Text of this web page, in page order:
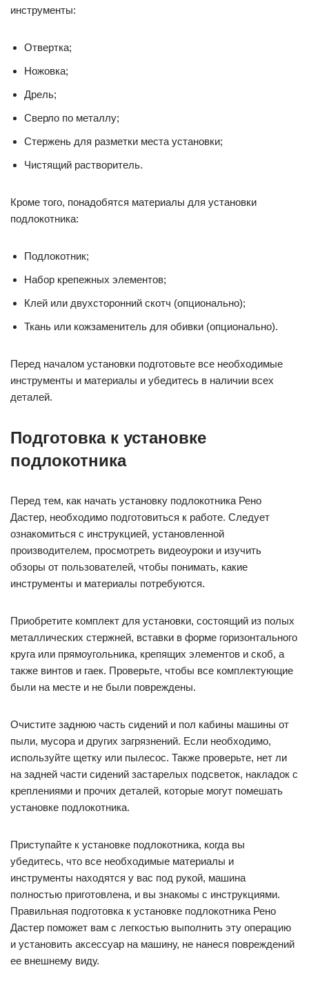
инструменты:
Отвертка;
Ножовка;
Дрель;
Сверло по металлу;
Стержень для разметки места установки;
Чистящий растворитель.
Кроме того, понадобятся материалы для установки
подлокотника:
Подлокотник;
Набор крепежных элементов;
Клей или двухсторонний скотч (опционально);
Ткань или кожзаменитель для обивки (опционально).
Перед началом установки подготовьте все необходимые
инструменты и материалы и убедитесь в наличии всех
деталей.
Подготовка к установке
подлокотника
Перед тем, как начать установку подлокотника Рено
Дастер, необходимо подготовиться к работе. Следует
ознакомиться с инструкцией, установленной
производителем, просмотреть видеоуроки и изучить
обзоры от пользователей, чтобы понимать, какие
инструменты и материалы потребуются.
Приобретите комплект для установки, состоящий из полых
металлических стержней, вставки в форме горизонтального
круга или прямоугольника, крепящих элементов и скоб, а
также винтов и гаек. Проверьте, чтобы все комплектующие
были на месте и не были повреждены.
Очистите заднюю часть сидений и пол кабины машины от
пыли, мусора и других загрязнений. Если необходимо,
используйте щетку или пылесос. Также проверьте, нет ли
на задней части сидений застарелых подсветок, накладок с
креплениями и прочих деталей, которые могут помешать
установке подлокотника.
Приступайте к установке подлокотника, когда вы
убедитесь, что все необходимые материалы и
инструменты находятся у вас под рукой, машина
полностью приготовлена, и вы знакомы с инструкциями.
Правильная подготовка к установке подлокотника Рено
Дастер поможет вам с легкостью выполнить эту операцию
и установить аксессуар на машину, не нанеся повреждений
ее внешнему виду.